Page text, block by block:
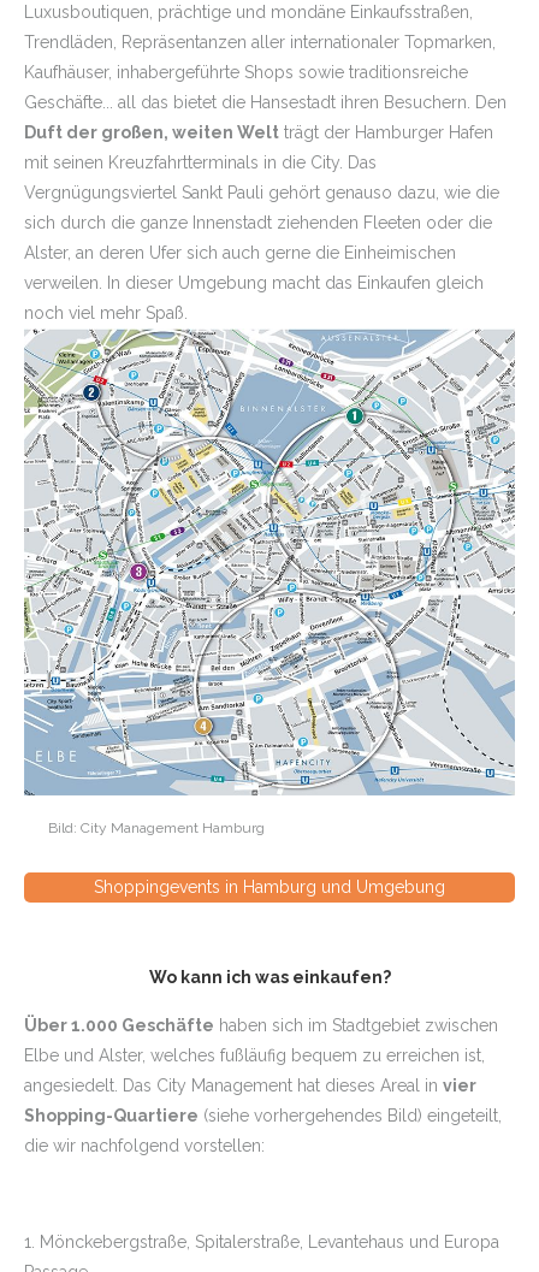
Luxusboutiquen, prächtige und mondäne Einkaufsstraßen,
Trendläden, Repräsentanzen aller internationaler Topmarken,
Kaufhäuser, inhabergeführte Shops sowie traditionsreiche
Geschäfte... all das bietet die Hansestadt ihren Besuchern. Den
Duft der großen, weiten Welt trägt der Hamburger Hafen
mit seinen Kreuzfahrtterminals in die City. Das
Vergnügungsviertel Sankt Pauli gehört genauso dazu, wie die
sich durch die ganze Innenstadt ziehenden Fleeten oder die
Alster, an deren Ufer sich auch gerne die Einheimischen
verweilen. In dieser Umgebung macht das Einkaufen gleich
noch viel mehr Spaß.
Bild: City Management Hamburg
Shoppingevents in Hamburg und Umgebung
Wo kann ich was einkaufen?
Über 1.000 Geschäfte haben sich im Stadtgebiet zwischen
Elbe und Alster, welches fußläufig bequem zu erreichen ist,
angesiedelt. Das City Management hat dieses Areal in vier
Shopping-Quartiere (siehe vorhergehendes Bild) eingeteilt,
die wir nachfolgend vorstellen:
1. Mönckebergstraße, Spitalerstraße, Levantehaus und Europa